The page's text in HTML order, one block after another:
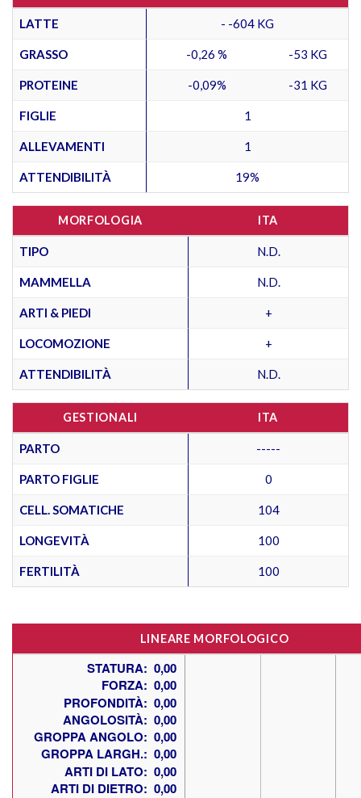
LATTE - -604 KG
GRASSO -0,26 % -53 KG
PROTEINE -0,09% -31 KG
FIGLIE 1
ALLEVAMENTI 1
ATTENDIBILITÀ 19%
MORFOLOGIA ITA
TIPO N.D.
MAMMELLA N.D.
ARTI & PIEDI +
LOCOMOZIONE +
ATTENDIBILITÀ N.D.
GESTIONALI ITA
PARTO -----
PARTO FIGLIE 0
CELL. SOMATICHE 104
LONGEVITÀ 100
FERTILITÀ 100
LINEARE MORFOLOGICO